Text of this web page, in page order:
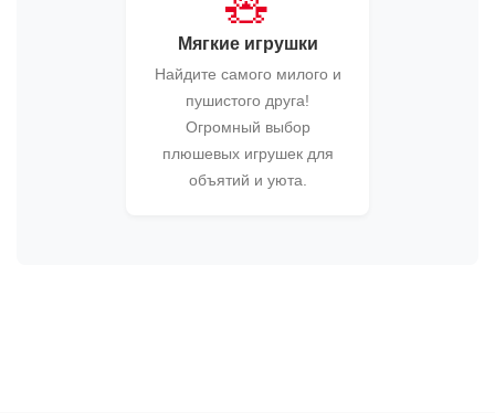
Мягкие игрушки
Найдите самого милого и
пушистого друга!
Огромный выбор
плюшевых игрушек для
объятий и уюта.